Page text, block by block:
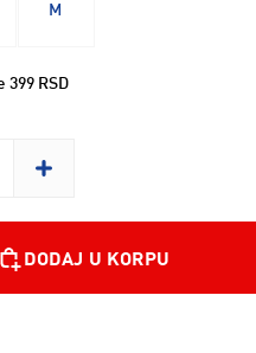
M
399 RSD
DODAJ U KORPU